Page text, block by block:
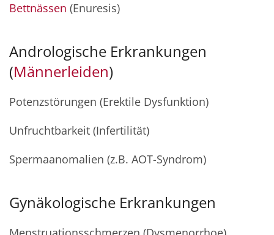
Bettnässen (Enuresis)
Andrologische Erkrankungen
(Männerleiden)
Potenzstörungen (Erektile Dysfunktion)
Unfruchtbarkeit (Infertilität)
Spermaanomalien (z.B. AOT-Syndrom)
Gynäkologische Erkrankungen